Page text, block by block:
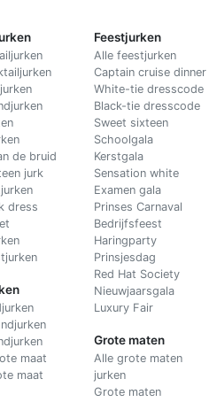
de bruid
jurk
dress
maat
maat
Feestjurken
Alle feestjurken
Captain cruise dinner
White-tie dresscode
Black-tie dresscode
Sweet sixteen
Schoolgala
Kerstgala
Sensation white
Examen gala
Prinses Carnaval
Bedrijfsfeest
Haringparty
Prinsjesdag
Red Hat Society
Nieuwjaarsgala
Luxury Fair
Grote maten
Alle grote maten
jurken
Grote maten